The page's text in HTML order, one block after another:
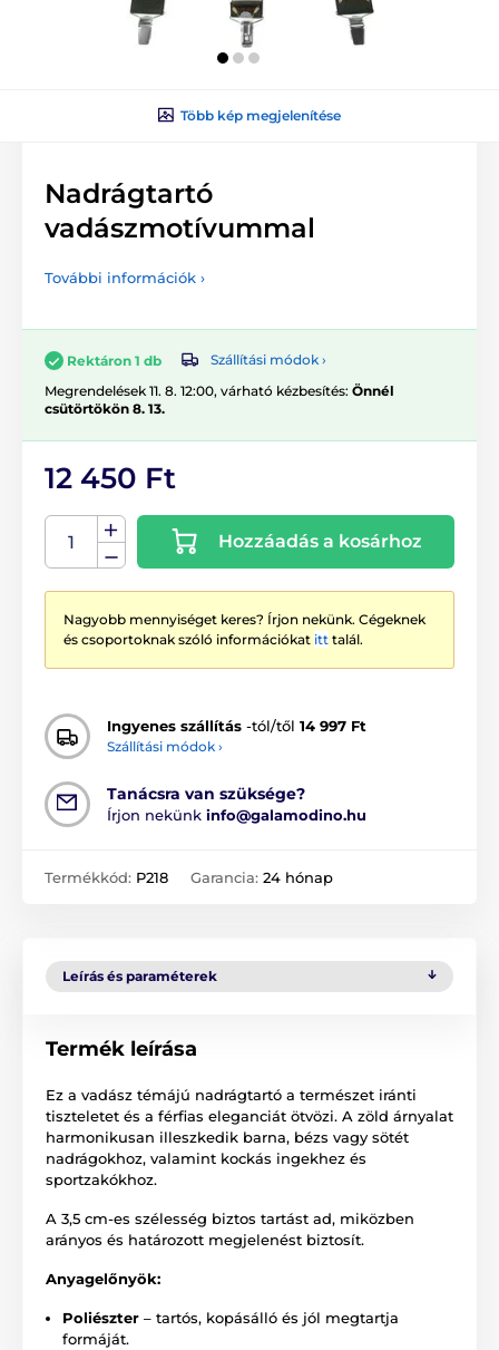
Több kép megjelenítése
Nadrágtartó
vadászmotívummal
További információk ›
Rektáron 1 db
Szállítási módok ›
Megrendelések 11. 8. 12:00, várható kézbesítés: Önnél
csütörtökön 8. 13.
12 450 Ft
Hozzáadás a kosárhoz
Nagyobb mennyiséget keres? Írjon nekünk. Cégeknek
és csoportoknak szóló információkat itt talál.
Ingyenes szállítás -tól/től 14 997 Ft
Szállítási módok ›
Tanácsra van szüksége?
Írjon nekünk info@galamodino.hu
Termékkód: P218 Garancia: 24 hónap
Leírás és paraméterek
Termék leírása
Ez a vadász témájú nadrágtartó a természet iránti
tiszteletet és a férfias eleganciát ötvözi. A zöld árnyalat
harmonikusan illeszkedik barna, bézs vagy sötét
nadrágokhoz, valamint kockás ingekhez és
sportzakókhoz.
A 3,5 cm-es szélesség biztos tartást ad, miközben
arányos és határozott megjelenést biztosít.
Anyagelőnyök:
Poliészter – tartós, kopásálló és jól megtartja
formáját.